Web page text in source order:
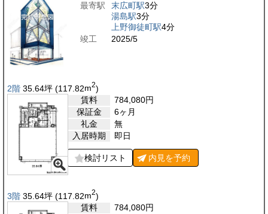
最寄駅
末広町駅3分
湯島駅3分
上野御徒町駅4分
竣工
2025/5
2階 35.64坪 (117.82m2)
賃料
784,080円
保証金
6ヶ月
礼金
無
入居時期
即日
検討リスト 内見を予約
3階 35.64坪 (117.82m2)
賃料
784,080円